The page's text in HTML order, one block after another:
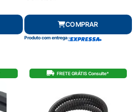
COMPRAR
Produto com entrega
FRETE GRÁTIS Consulte*